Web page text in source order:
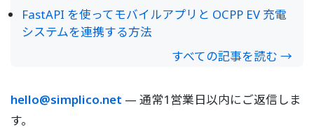
FastAPI を使ってモバイルアプリと OCPP EV 充電
システムを連携する方法
すべての記事を読む →
hello@simplico.net — 通常1営業日以内にご返信しま
す。